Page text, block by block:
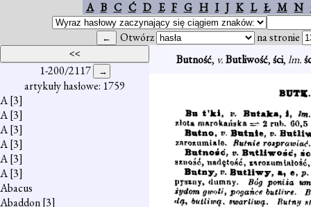
A B C Ć D E F G H I J K L Ł M N
Otwórz na stronie
1-200/2117
artykuły hasłowe: 1759
A[3]
A[3]
A[3]
A[3]
A[3]
A[3]
Abacus
Abaddon[3]
Butność, v.Butliwość,ści,lm.